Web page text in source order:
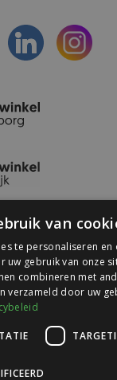
van
te personaliseren en
uw gebruik van onze
combineren met
verzameld door uw